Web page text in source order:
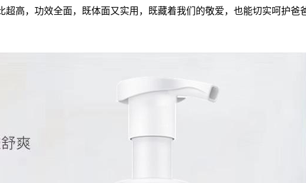
超高，功效全面，既体面又实用，既藏着我们的敬爱，也能切实呵护爸